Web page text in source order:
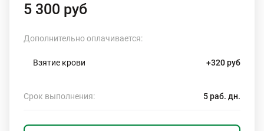
5 300 руб
Дополнительно оплачивается:
Взятие крови +320 руб
Срок выполнения: 5 раб. дн.